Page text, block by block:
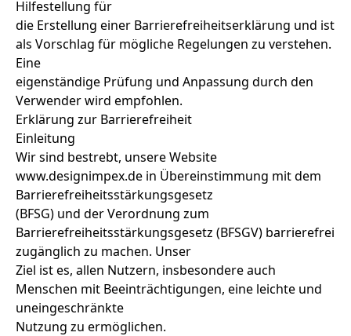
Hilfestellung für
die Erstellung einer Barrierefreiheitserklärung und ist
als Vorschlag für mögliche Regelungen zu verstehen.
Eine
eigenständige Prüfung und Anpassung durch den
Verwender wird empfohlen.
Erklärung zur Barrierefreiheit
Einleitung
Wir sind bestrebt, unsere Website
www.designimpex.de in Übereinstimmung mit dem
Barrierefreiheitsstärkungsgesetz
(BFSG) und der Verordnung zum
Barrierefreiheitsstärkungsgesetz (BFSGV) barrierefrei
zugänglich zu machen. Unser
Ziel ist es, allen Nutzern, insbesondere auch
Menschen mit Beeinträchtigungen, eine leichte und
uneingeschränkte
Nutzung zu ermöglichen.